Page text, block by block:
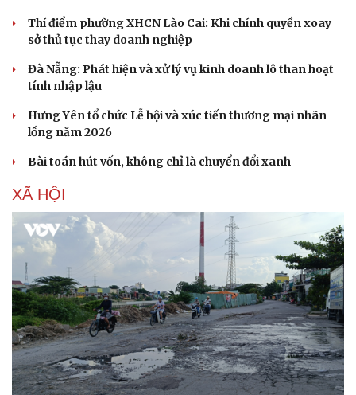
Thí điểm phường XHCN Lào Cai: Khi chính quyền xoay
sở thủ tục thay doanh nghiệp
Đà Nẵng: Phát hiện và xử lý vụ kinh doanh lô than hoạt
tính nhập lậu
Hưng Yên tổ chức Lễ hội và xúc tiến thương mại nhãn
lồng năm 2026
Bài toán hút vốn, không chỉ là chuyển đổi xanh
XÃ HỘI